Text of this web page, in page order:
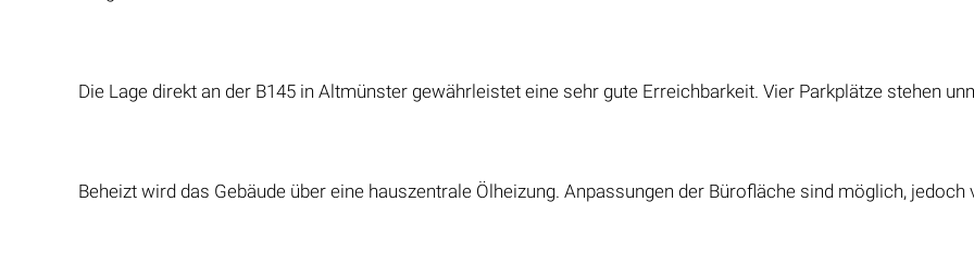
Die Lage direkt an der B145 in Altmünster gewährleistet eine sehr gute Erreichbarkeit. Vier Parkplätze stehen
Beheizt wird das Gebäude über eine hauszentrale Ölheizung. Anpassungen der Bürofläche sind möglich,